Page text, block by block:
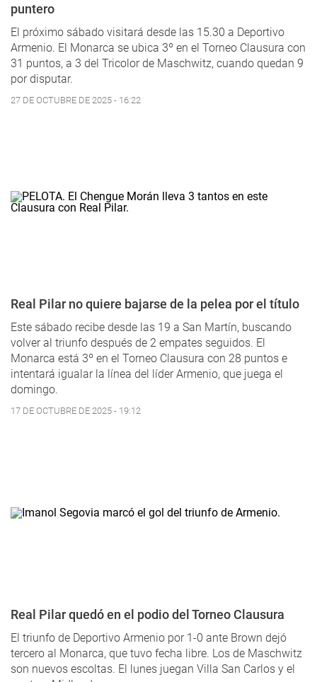
puntero
El próximo sábado visitará desde las 15.30 a Deportivo
Armenio. El Monarca se ubica 3º en el Torneo Clausura con
31 puntos, a 3 del Tricolor de Maschwitz, cuando quedan 9
por disputar.
27 DE OCTUBRE DE 2025 - 16:22
Real Pilar no quiere bajarse de la pelea por el título
Este sábado recibe desde las 19 a San Martín, buscando
volver al triunfo después de 2 empates seguidos. El
Monarca está 3º en el Torneo Clausura con 28 puntos e
intentará igualar la línea del líder Armenio, que juega el
domingo.
17 DE OCTUBRE DE 2025 - 19:12
Real Pilar quedó en el podio del Torneo Clausura
El triunfo de Deportivo Armenio por 1-0 ante Brown dejó
tercero al Monarca, que tuvo fecha libre. Los de Maschwitz
son nuevos escoltas. El lunes juegan Villa San Carlos y el